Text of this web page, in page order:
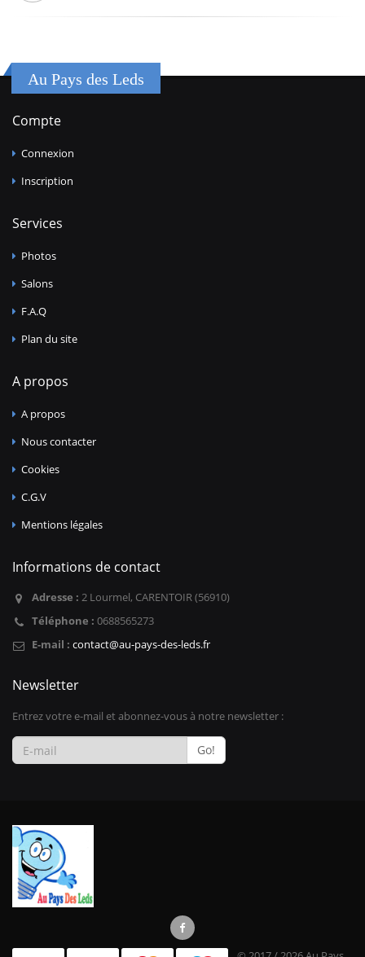
Au Pays des Leds
Compte
Connexion
Inscription
Services
Photos
Salons
F.A.Q
Plan du site
A propos
A propos
Nous contacter
Cookies
C.G.V
Mentions légales
Informations de contact
Adresse : 2 Lourmel, CARENTOIR (56910)
Téléphone : 0688565273
E-mail : contact@au-pays-des-leds.fr
Newsletter
Entrez votre e-mail et abonnez-vous à notre newsletter :
Go!